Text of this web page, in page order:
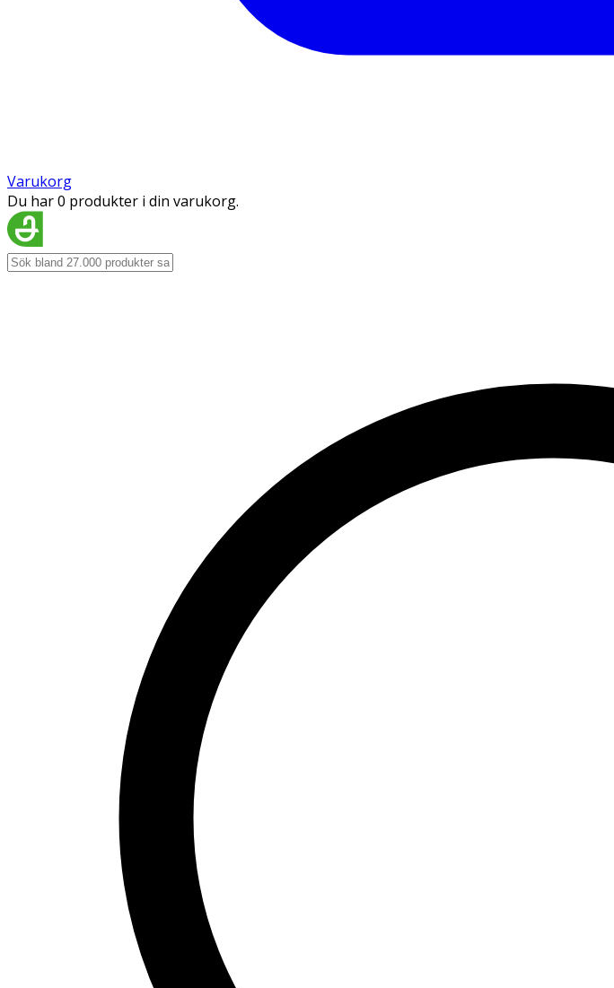
Varukorg
Du har 0 produkter i din varukorg.